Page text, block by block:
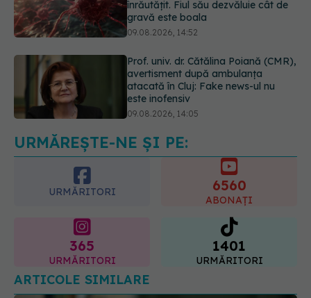
Prof. univ. dr. Cătălina Poiană (CMR),
avertisment după ambulanța
atacată în Cluj: Fake news-ul nu
09.08.2026, 14:05
Greșeala periculoasă făcută de
bolnavii de rinichi în timpul caniculei
09.08.2026, 16:00
URMĂREȘTE-NE ȘI PE:
URMĂRITORI 6560
ABONAȚI
365
URMĂRITORI
1401
URMĂRITORI
ARTICOLE SIMILARE